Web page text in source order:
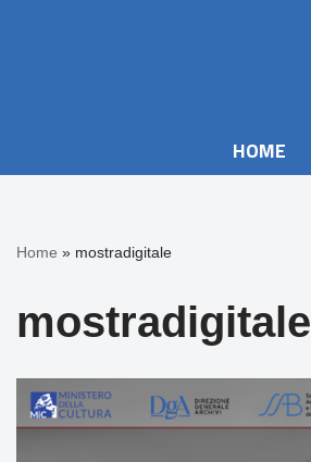
HOME
Home » mostradigitale
mostradigitale